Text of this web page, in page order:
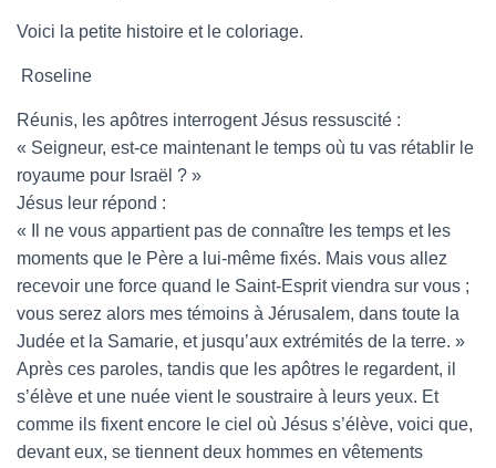
Voici la petite histoire et le coloriage.
Roseline
Réunis, les apôtres interrogent Jésus ressuscité :
« Seigneur, est-ce maintenant le temps où tu vas rétablir le
royaume pour Israël ? »
Jésus leur répond :
« Il ne vous appartient pas de connaître les temps et les
moments que le Père a lui-même fixés. Mais vous allez
recevoir une force quand le Saint-Esprit viendra sur vous ;
vous serez alors mes témoins à Jérusalem, dans toute la
Judée et la Samarie, et jusqu’aux extrémités de la terre. »
Après ces paroles, tandis que les apôtres le regardent, il
s’élève et une nuée vient le soustraire à leurs yeux. Et
comme ils fixent encore le ciel où Jésus s’élève, voici que,
devant eux, se tiennent deux hommes en vêtements